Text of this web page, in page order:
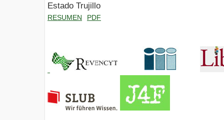
Estado Trujillo
RESUMEN PDF